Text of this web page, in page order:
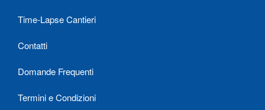
Time-Lapse Cantieri
Contatti
Domande Frequenti
Termini e Condizioni